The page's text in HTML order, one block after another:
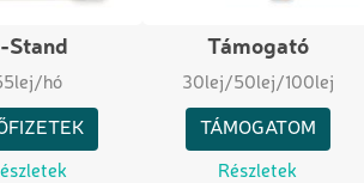
Stand
lej/hó
Támogató
30lej/50lej/100lej
TÁMOGATOM
Részletek